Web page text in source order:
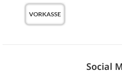
Social